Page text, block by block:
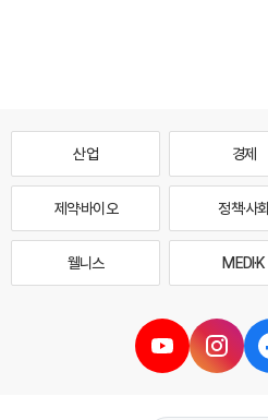
산업 경제
제약·바이오 정책·사회
웰니스 MEDI·K